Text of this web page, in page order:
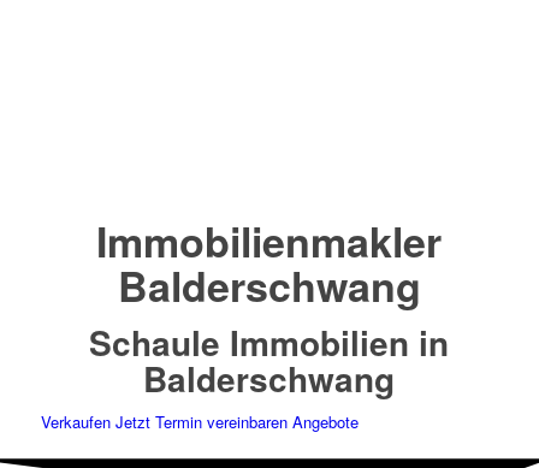
Immobilienmakler
Balderschwang
Schaule Immobilien in
Balderschwang
Verkaufen Jetzt Termin vereinbaren Angebote